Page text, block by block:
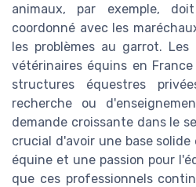
animaux, par exemple,
coordonné avec les
les problèmes au garrot.
vétérinaires équins en
structures équestres
recherche ou
demande croissante dans le
crucial d'avoir une base
équine et une passion pour
que ces professionnels